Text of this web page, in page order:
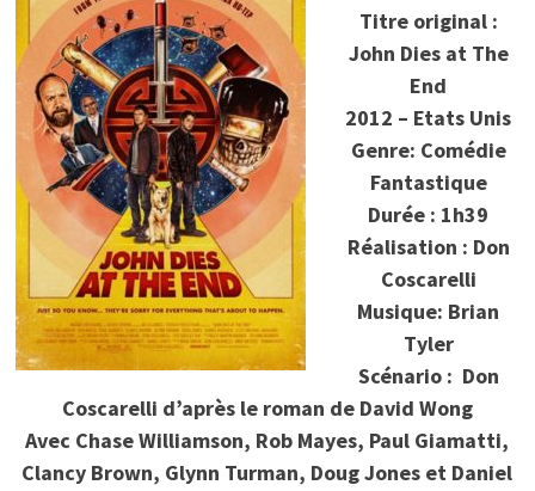
Titre original :
John Dies at The
End
2012 – Etats Unis
Genre: Comédie
Fantastique
Durée : 1h39
Réalisation : Don
Coscarelli
Musique: Brian
Tyler
Scénario : Don
Coscarelli d’après le roman de David Wong
Avec Chase Williamson, Rob Mayes, Paul Giamatti,
Clancy Brown, Glynn Turman, Doug Jones et Daniel